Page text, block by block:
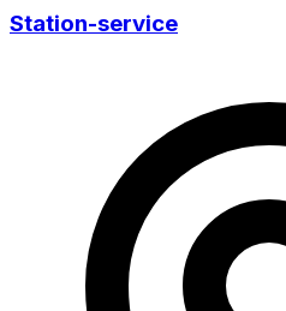
Station-service